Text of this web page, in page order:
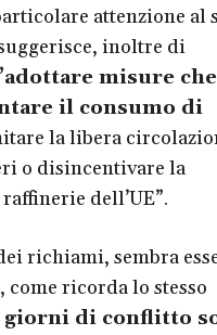
attenzione al
inoltre di
misure che
il consumo di
la libera
o disincentivare la
dell’UE”.
richiami, sembra
come ricorda lo stesso
giorni di conflitto